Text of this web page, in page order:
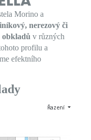
Morino a
nerezový či
obkladů v různých
profilu a
efektního
Řazení